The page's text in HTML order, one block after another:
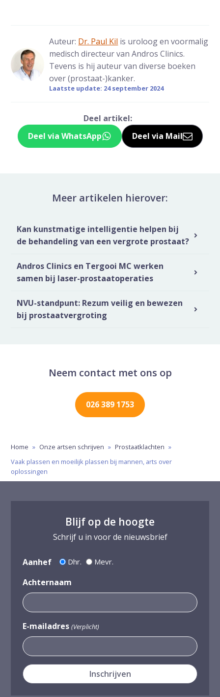
Auteur: Dr. Paul Kil is uroloog en voormalig
medisch directeur van Andros Clinics.
Tevens is hij auteur van diverse boeken
over (prostaat-)kanker.
Laatste update: 24 september 2024
Deel artikel:
Deel via WhatsApp
Deel dit via Whatsapp
Deel via Mail
Delen via de
Meer artikelen hierover:
Kan kunstmatige intelligentie helpen bij
de behandeling van een vergrote prostaat?
Andros Clinics en Tergooi MC werken
samen bij laser-prostaatoperaties
NVU-standpunt: Rezum veilig en bewezen
bij prostaatvergroting
Neem contact met ons op
026 389 1753
Home » Onze artsen schrijven » Prostaatklachten »
Vaak plassen en moeilijk plassen bij mannen, arts over
oplossingen
Blijf op de hoogte
Schrijf u in voor de nieuwsbrief
Aanhef Dhr. Mevr.
Achternaam
E-mailadres (Verplicht)